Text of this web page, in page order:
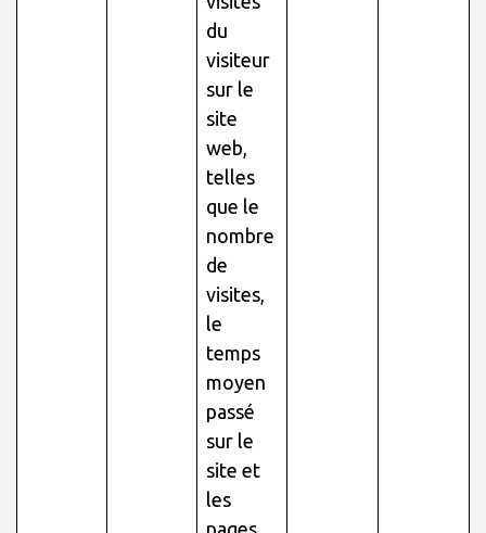
du
visiteur
sur le
site
web,
telles
que le
nombre
de
visites,
le
temps
moyen
passé
sur le
site et
les
pages